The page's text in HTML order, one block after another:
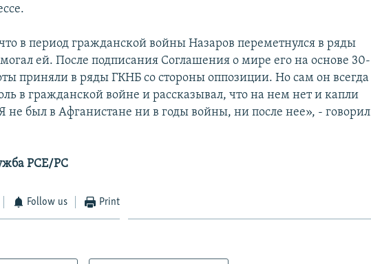
в период гражданской войны Назаров переметнулся в ряды
ей. После подписания Соглашения о мире его на основе 30-
приняли в ряды ГКНБ со стороны оппозиции. Но сам он всегда
в гражданской войне и рассказывал, что на нем нет и капли
не был в Афганистане ни в годы войны, ни после нее», - говорил
РСЕ/РС
Follow us Print